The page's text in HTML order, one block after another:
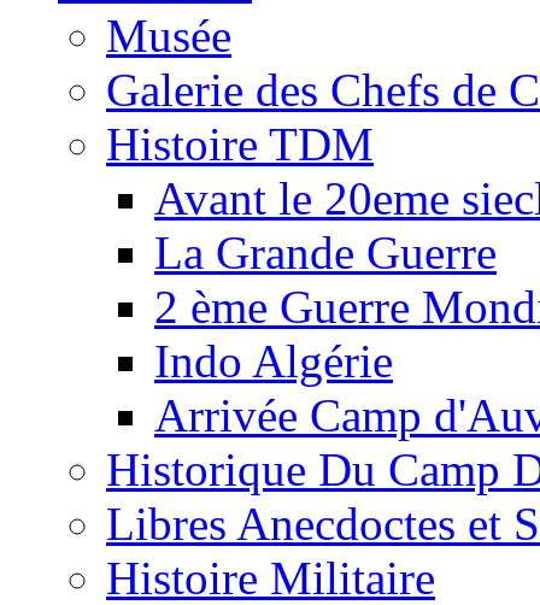
Musée
Galerie des Chefs de
Histoire TDM
Avant le 20eme
La Grande Guerre
2 ème Guerre
Indo Algérie
Arrivée Camp
Historique Du Camp
Libres Anecdoctes et
Histoire Militaire